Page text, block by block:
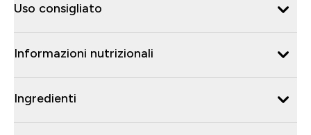
Uso consigliato
Informazioni nutrizionali
Ingredienti